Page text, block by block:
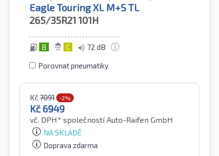
Eagle Touring XL M+S TL
265/35R21 101H
B C 72 dB
Porovnat pneumatiky
Kč7091 -2%
Kč 6949
vč. DPH* společností Auto-Raifen GmbH
NA SKLADĚ
Doprava zdarma